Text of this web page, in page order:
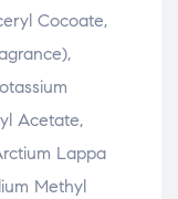
Cocoate,
Acetate,
Lappa
Methyl